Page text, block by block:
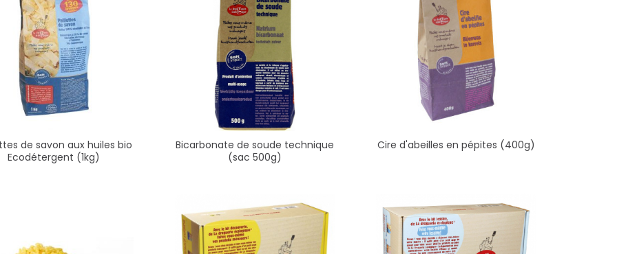
de savon aux huiles bio
Ecodétergent (1kg)
Bicarbonate de soude technique
(sac 500g)
Cire d'abeilles en pépites (400g)